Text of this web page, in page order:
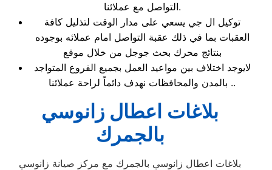
التواصل مع عملائنا.
توكيل ال جي يسعي على مدار الوقت لتذليل كافة
العقبات بما في ذلك عقبة التواصل امام عملائه بوجوده
بنتائج محرك بحث جوجل من خلال موقع
لايوجد اختلاف بين مواعيد العمل بجميع الفروع المتواجد
بالمدن والمحافظات نهدف دائماً لراحة عملائنا ..
بلاغات اعطال زانوسي
بالجمرك
بلاغات اعطال زانوسي بالجمرك مع مركز صيانة زانوسي